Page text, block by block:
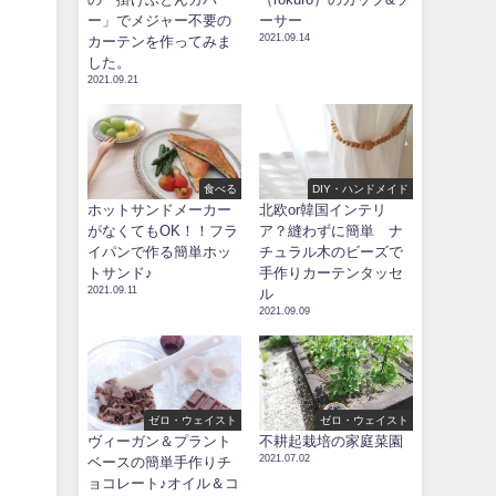
ー」でメジャー不要の
カーテンを作ってみま
した。
2021.09.21
ーサー
2021.09.14
食べる
ホットサンドメーカー
がなくてもOK！！フラ
イパンで作る簡単ホッ
トサンド♪
2021.09.11
DIY・ハンドメイド
北欧or韓国インテリ
ア？縫わずに簡単 ナ
チュラル木のビーズで
手作りカーテンタッセ
ル
2021.09.09
ゼロ・ウェイスト
ヴィーガン＆プラント
ベースの簡単手作りチ
ョコレート♪オイル＆コ
ゼロ・ウェイスト
不耕起栽培の家庭菜園
2021.07.02